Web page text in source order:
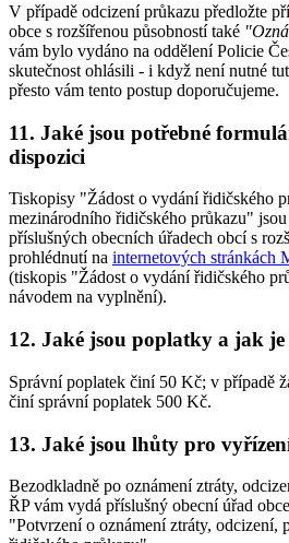
V případě odcizení průkazu předložte
obce s rozšířenou působností také
vám bylo vydáno na oddělení Policie
skutečnost ohlásili - i když není nutné
přesto vám tento postup doporučujeme.
11. Jaké jsou potřebné
dispozici
Tiskopisy "Žádost o vydání řidičského
mezinárodního řidičského průkazu"
příslušných obecních úřadech obcí s
prohlédnutí na internetových stránkách
(tiskopis "Žádost o vydání řidičského
návodem na vyplnění).
12. Jaké jsou poplatky a jak
Správní poplatek činí 50 Kč; v případě
činí správní poplatek 500 Kč.
13. Jaké jsou lhůty pro
Bezodkladně po oznámení ztráty,
ŘP vám vydá příslušný obecní úřad
"Potvrzení o oznámení ztráty, odcizení,